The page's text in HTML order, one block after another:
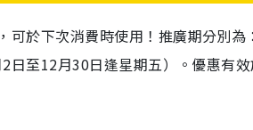
可於下次消費時使用！推廣期分別為
日至12月30日逢星期五）。優惠有